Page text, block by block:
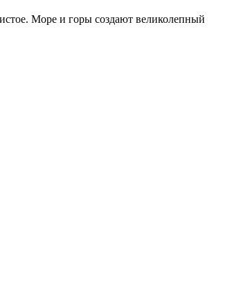
Море и горы создают великолепный